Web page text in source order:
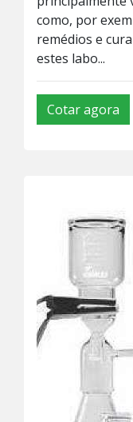
como, por
remédios e
estes labo...
Cotar agora